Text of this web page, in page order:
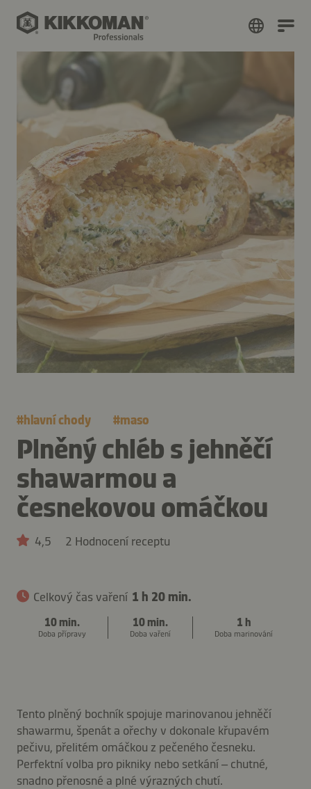
#hlavní chody #maso
Plněný chléb s jehněčí
shawarmou a
česnekovou omáčkou
4,5 2 Hodnocení receptu
Celkový čas vaření 1 h 20 min.
10 min.
Doba přípravy
10 min.
Doba vaření
1 h
Doba marinování
Tento plněný bochník spojuje marinovanou jehněčí
shawarmu, špenát a ořechy v dokonale křupavém
pečivu, přelitém omáčkou z pečeného česneku.
Perfektní volba pro pikniky nebo setkání – chutné,
snadno přenosné a plné výrazných chutí.